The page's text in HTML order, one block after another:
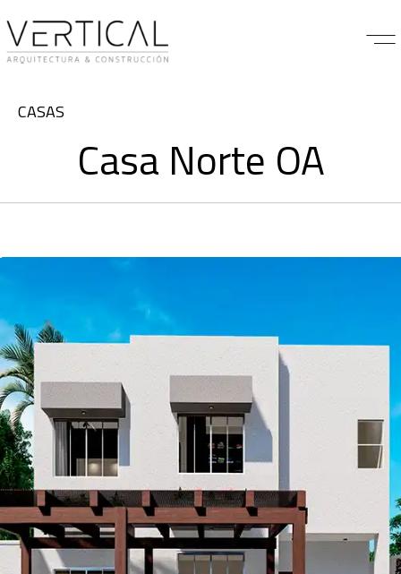
Casa Norte OA
Category
CASAS